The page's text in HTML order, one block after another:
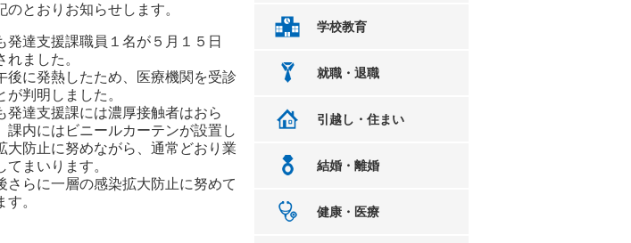
とおりお知らせします。
達支援課職員１名が５月１５日
ました。
に発熱したため、医療機関を受診
判明しました。
達支援課には濃厚接触者はおら
内にはビニールカーテンが設置し
防止に努めながら、通常どおり業
まいります。
らに一層の感染拡大防止に努めて
。
学校教育
就職・退職
引越し・住まい
結婚・離婚
健康・医療